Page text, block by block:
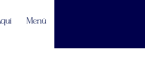
Menú